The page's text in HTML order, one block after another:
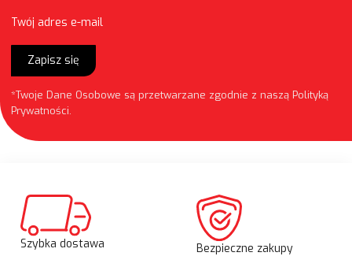
Twój adres e-mail
Zapisz się
*Twoje Dane Osobowe są przetwarzane zgodnie z naszą Polityką
Prywatności.
Szybka dostawa Bezpieczne zakupy